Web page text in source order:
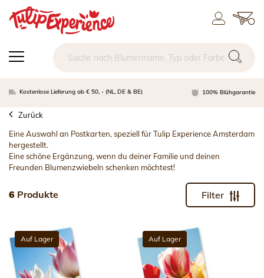
Kostenlose Lieferung ab € 50, - (NL, DE & BE) 100% Blühgarantie
Zurück
Eine Auswahl an Postkarten, speziell für Tulip Experience Amsterdam
hergestellt.
Eine schöne Ergänzung, wenn du deiner Familie und deinen
Freunden Blumenzwiebeln schenken möchtest!
6 Produkte Filter
Auf Lager Auf Lager